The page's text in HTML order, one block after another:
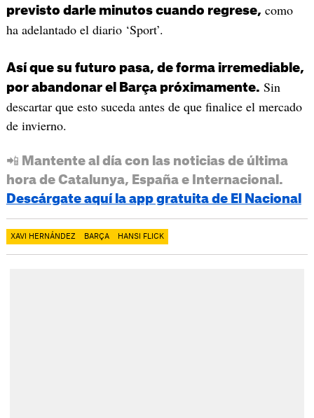
previsto darle minutos cuando regrese, como
ha adelantado el diario ‘Sport’.
Así que su futuro pasa, de forma irremediable,
por abandonar el Barça próximamente. Sin
descartar que esto suceda antes de que finalice el mercado
de invierno.
📲 Mantente al día con las noticias de última
hora de Catalunya, España e Internacional.
Descárgate aquí la app gratuita de El Nacional
XAVI HERNÁNDEZ BARÇA HANSI FLICK